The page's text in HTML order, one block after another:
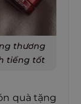
thương
tiếng tốt
quà tặng